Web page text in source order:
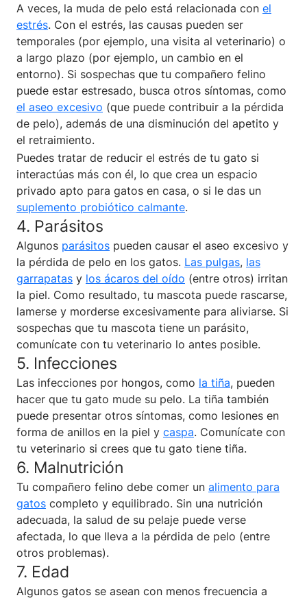
A veces, la muda de pelo está relacionada con el
estrés. Con el estrés, las causas pueden ser
temporales (por ejemplo, una visita al veterinario) o
a largo plazo (por ejemplo, un cambio en el
entorno). Si sospechas que tu compañero felino
puede estar estresado, busca otros síntomas, como
el aseo excesivo (que puede contribuir a la pérdida
de pelo), además de una disminución del apetito y
el retraimiento.
Puedes tratar de reducir el estrés de tu gato si
interactúas más con él, lo que crea un espacio
privado apto para gatos en casa, o si le das un
suplemento probiótico calmante.
4. Parásitos
Algunos parásitos pueden causar el aseo excesivo y
la pérdida de pelo en los gatos. Las pulgas, las
garrapatas y los ácaros del oído (entre otros) irritan
la piel. Como resultado, tu mascota puede rascarse,
lamerse y morderse excesivamente para aliviarse. Si
sospechas que tu mascota tiene un parásito,
comunícate con tu veterinario lo antes posible.
5. Infecciones
Las infecciones por hongos, como la tiña, pueden
hacer que tu gato mude su pelo. La tiña también
puede presentar otros síntomas, como lesiones en
forma de anillos en la piel y caspa. Comunícate con
tu veterinario si crees que tu gato tiene tiña.
6. Malnutrición
Tu compañero felino debe comer un alimento para
gatos completo y equilibrado. Sin una nutrición
adecuada, la salud de su pelaje puede verse
afectada, lo que lleva a la pérdida de pelo (entre
otros problemas).
7. Edad
Algunos gatos se asean con menos frecuencia a